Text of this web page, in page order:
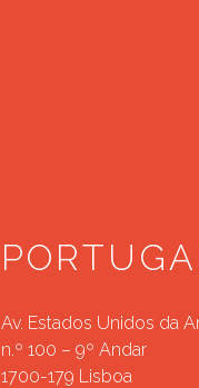
Av. Estados Unidos da
n.º 100 – 9º Andar
1700-179 Lisboa